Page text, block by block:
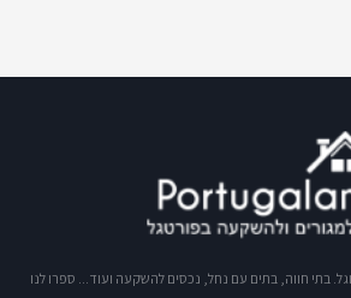
בתי חווה, בתים עם נחל, נכסים להשקעה ועוד... ספרו לנו